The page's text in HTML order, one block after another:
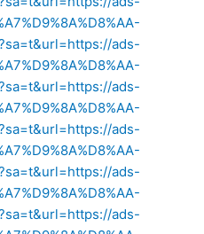
ads-
ads-
ads-
ads-
ads-